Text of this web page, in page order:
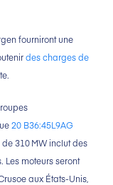
fourniront une
des charges de
20 B36:45L9AG
310 MW inclut des
moteurs seront
aux États-Unis,